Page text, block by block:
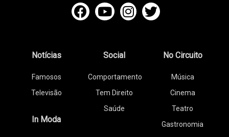
Notícias
Famosos
Televisão
In Moda
Social
Comportamento
Tem Direito
Saúde
No Circuito
Música
Cinema
Teatro
Gastronomia